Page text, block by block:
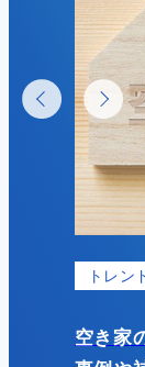
基礎知
初期費